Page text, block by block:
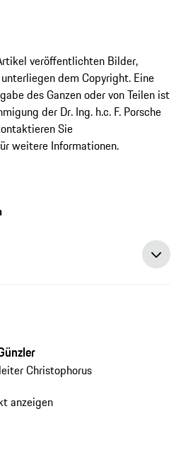
veröffentlichten Bilder,
dem Copyright. Eine
des Ganzen oder von Teilen ist
der Dr. Ing. h.c. F. Porsche
Sie
weitere Informationen.
Christophorus
anzeigen